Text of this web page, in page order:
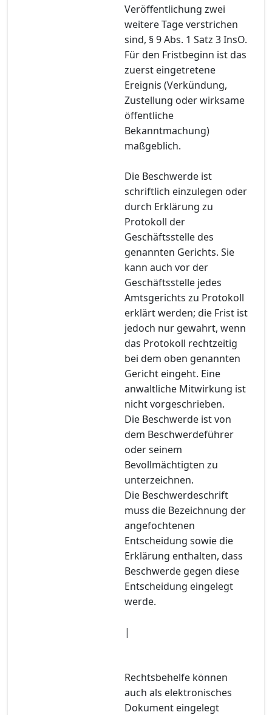
Veröffentlichung zwei
weitere Tage verstrichen
sind, § 9 Abs. 1 Satz 3 InsO.
Für den Fristbeginn ist das
zuerst eingetretene
Ereignis (Verkündung,
Zustellung oder wirksame
öffentliche
Bekanntmachung)
maßgeblich.
Die Beschwerde ist
schriftlich einzulegen oder
durch Erklärung zu
Protokoll der
Geschäftsstelle des
genannten Gerichts. Sie
kann auch vor der
Geschäftsstelle jedes
Amtsgerichts zu Protokoll
erklärt werden; die Frist ist
jedoch nur gewahrt, wenn
das Protokoll rechtzeitig
bei dem oben genannten
Gericht eingeht. Eine
anwaltliche Mitwirkung ist
nicht vorgeschrieben.
Die Beschwerde ist von
dem Beschwerdeführer
oder seinem
Bevollmächtigten zu
unterzeichnen.
Die Beschwerdeschrift
muss die Bezeichnung der
angefochtenen
Entscheidung sowie die
Erklärung enthalten, dass
Beschwerde gegen diese
Entscheidung eingelegt
werde.
|
Rechtsbehelfe können
auch als elektronisches
Dokument eingelegt